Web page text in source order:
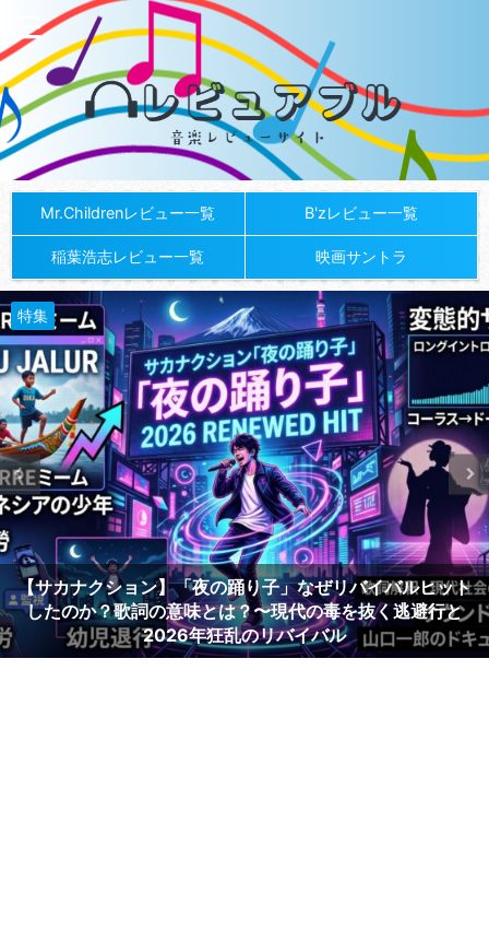
Mr.Childrenレビュー一覧 B'zレビュー一覧
稲葉浩志レビュー一覧 映画サントラ
特集
【サカナクション】「夜の踊り子」なぜリバイバルヒット
したのか？歌詞の意味とは？〜現代の毒を抜く逃避行と
2026年狂乱のリバイバル